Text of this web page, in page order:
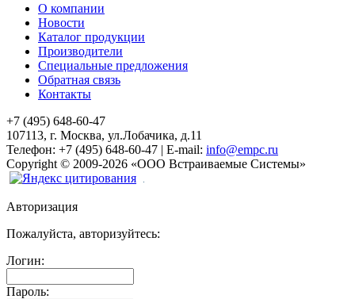
О компании
Новости
Каталог продукции
Производители
Специальные предложения
Обратная связь
Контакты
+7 (495) 648-60-47
107113, г. Москва, ул.Лобачика, д.11
Телефон: +7 (495) 648-60-47 | E-mail: info@empc.ru
Copyright © 2009-2026 «ООО Встраиваемые Системы»
Авторизация
Пожалуйста, авторизуйтесь:
Логин:
Пароль: